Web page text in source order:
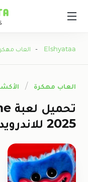
Elshyataa
- العاب
العاب مهكرة
2025 للاندرويد و للايفون